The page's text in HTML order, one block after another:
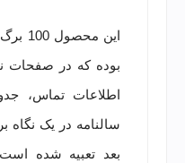
بوده که در صفحات
اطلاعات تماس،
سالنامه در یک
بعد تعبیه شده